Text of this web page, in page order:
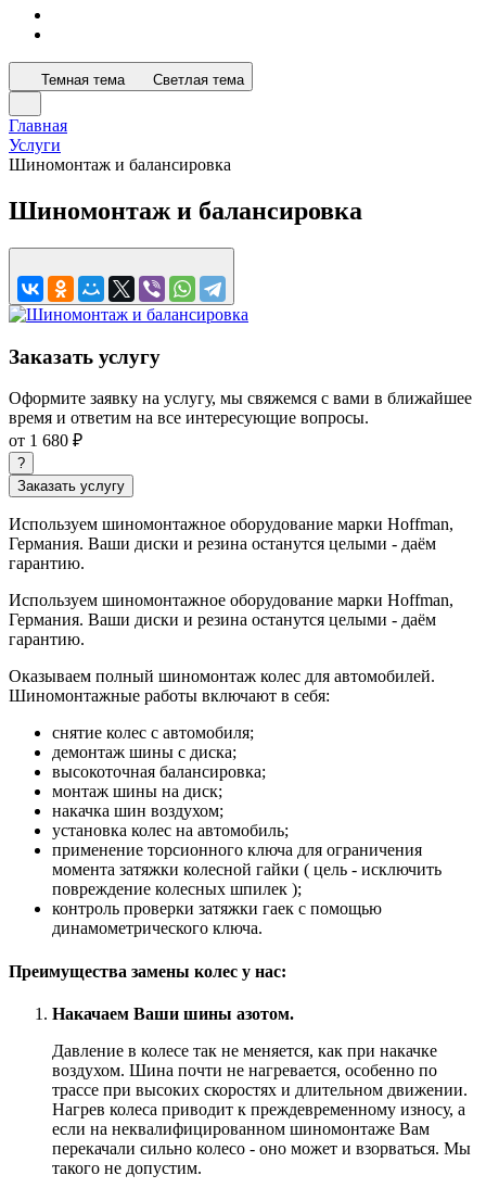
Темная тема Светлая тема
Главная
Услуги
Шиномонтаж и балансировка
Шиномонтаж и балансировка
Заказать услугу
Оформите заявку на услугу, мы свяжемся с вами в ближайшее
время и ответим на все интересующие вопросы.
от 1 680 ₽
?
Заказать услугу
Используем шиномонтажное оборудование марки Hoffman,
Германия. Ваши диски и резина останутся целыми - даём
гарантию.
Используем шиномонтажное оборудование марки Hoffman,
Германия. Ваши диски и резина останутся целыми - даём
гарантию.
Оказываем полный шиномонтаж колес для автомобилей.
Шиномонтажные работы включают в себя:
снятие колес с автомобиля;
демонтаж шины с диска;
высокоточная балансировка;
монтаж шины на диск;
накачка шин воздухом;
установка колес на автомобиль;
применение торсионного ключа для ограничения
момента затяжки колесной гайки ( цель - исключить
повреждение колесных шпилек );
контроль проверки затяжки гаек с помощью
динамометрического ключа.
Преимущества замены колес у нас:
Накачаем Ваши шины азотом.
Давление в колесе так не меняется, как при накачке
воздухом. Шина почти не нагревается, особенно по
трассе при высоких скоростях и длительном движении.
Нагрев колеса приводит к преждевременному износу, а
если на неквалифицированном шиномонтаже Вам
перекачали сильно колесо - оно может и взорваться. Мы
такого не допустим.